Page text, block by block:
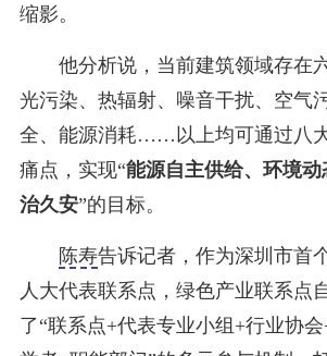
缩影。
他分析说，当前建筑领域存在
光污染、热辐射、噪音干扰、空气
全、能源消耗……以上均可通过八
痛点，实现“能源自主供给、环境
治久安”的目标。
陈寿告诉记者，作为深圳市首
人大代表联系点，绿色产业联系点
了“联系点+代表专业小组+行业协